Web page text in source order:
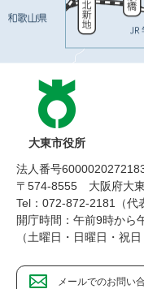
大東市役所
法人番号
〒574-8555 大阪府大
Tel：072-872-2181（代
開庁時間：午前9時から
（土曜日・日曜日・祝
メールでのお問い